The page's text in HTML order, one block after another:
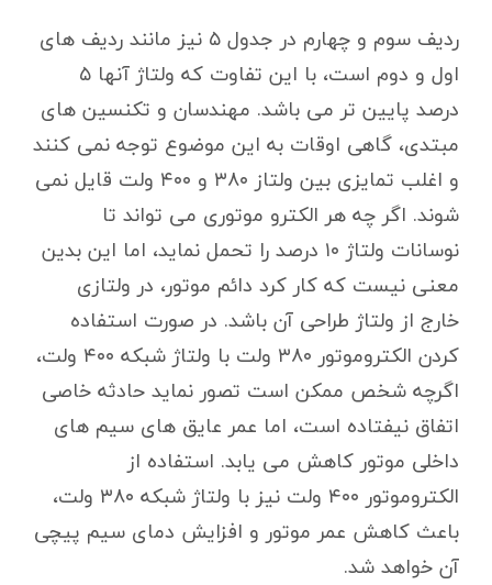
ردیف سوم و چهارم در جدول ۵ نیز مانند ردیف های
اول و دوم است، با این تفاوت که ولتاژ آنها ۵
درصد پایین تر می باشد. مهندسان و تکنسین های
مبتدی، گاهی اوقات به این موضوع توجه نمی کنند
و اغلب تمایزی بین ولتاز ۳۸۰ و ۴۰۰ ولت قایل نمی
شوند. اگر چه هر الکترو موتوری می تواند تا
نوسانات ولتاژ ۱۰ درصد را تحمل نماید، اما این بدین
معنی نیست که کار کرد دائم موتور، در ولتازی
خارج از ولتاژ طراحی آن باشد. در صورت استفاده
کردن الکتروموتور ۳۸۰ ولت با ولتاژ شبکه ۴۰۰ ولت،
اگرچه شخص ممکن است تصور نماید حادثه خاصی
اتفاق نیفتاده است، اما عمر عایق های سیم های
داخلی موتور کاهش می یابد. استفاده از
الکتروموتور ۴۰۰ ولت نیز با ولتاژ شبکه ۳۸۰ ولت،
باعث کاهش عمر موتور و افزایش دمای سیم پیچی
آن خواهد شد.